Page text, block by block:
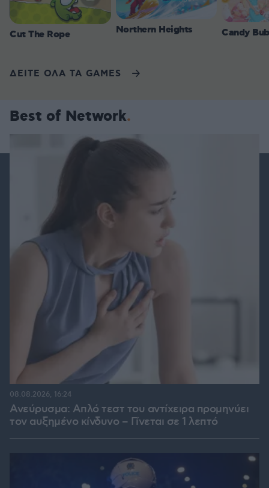
Cut The Rope Northern Heights Candy
ΔΕΙΤΕ ΟΛΑ ΤΑ GAMES
Best of Network
Ανεύρυσμα: Απλό τεστ του αντίχειρα προμηνύει
τον αυξημένο κίνδυνο – Γίνεται σε 1 λεπτό
08.08.2026, 16:24